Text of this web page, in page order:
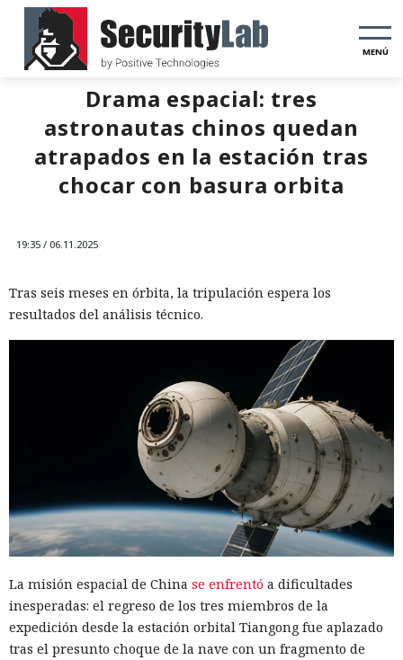
MENÚ
Drama espacial: tres
astronautas chinos quedan
atrapados en la estación tras
chocar con basura orbita
19:35 / 06.11.2025
Tras seis meses en órbita, la tripulación espera los
resultados del análisis técnico.
La misión espacial de China se enfrentó a dificultades
inesperadas: el regreso de los tres miembros de la
expedición desde la estación orbital Tiangong fue aplazado
tras el presunto choque de la nave con un fragmento de